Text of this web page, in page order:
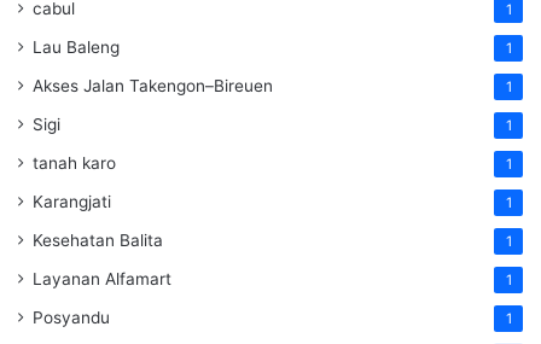
cabul 1
Lau Baleng 1
Akses Jalan Takengon–Bireuen 1
Sigi 1
tanah karo 1
Karangjati 1
Kesehatan Balita 1
Layanan Alfamart 1
Posyandu 1